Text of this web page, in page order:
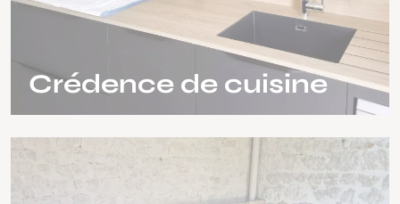
Crédence de cuisine